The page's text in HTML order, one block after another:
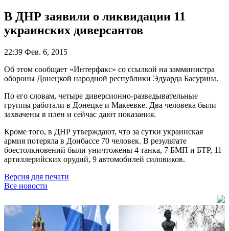
В ДНР заявили о ликвидации 11
украинских диверсантов
22:39 Фев. 6, 2015
Об этом сообщает «Интерфакс» со ссылкой на замминистра
обороны Донецкой народной республики Эдуарда Басурина.
По его словам, четыре диверсионно-разведывательные
группы работали в Донецке и Макеевке. Два человека были
захвачены в плен и сейчас дают показания.
Кроме того, в ДНР утверждают, что за сутки украинская
армия потеряла в Донбассе 70 человек. В результате
боестолкновений были уничтожены 4 танка, 7 БМП и БТР, 11
артиллерийских орудий, 9 автомобилей силовиков.
Версия для печати
Все новости